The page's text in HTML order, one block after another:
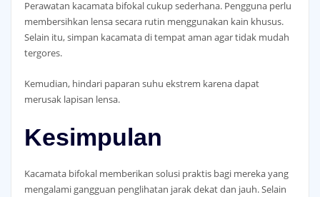
Perawatan kacamata bifokal cukup sederhana. Pengguna perlu
membersihkan lensa secara rutin menggunakan kain khusus.
Selain itu, simpan kacamata di tempat aman agar tidak mudah
tergores.
Kemudian, hindari paparan suhu ekstrem karena dapat
merusak lapisan lensa.
Kesimpulan
Kacamata bifokal memberikan solusi praktis bagi mereka yang
mengalami gangguan penglihatan jarak dekat dan jauh. Selain